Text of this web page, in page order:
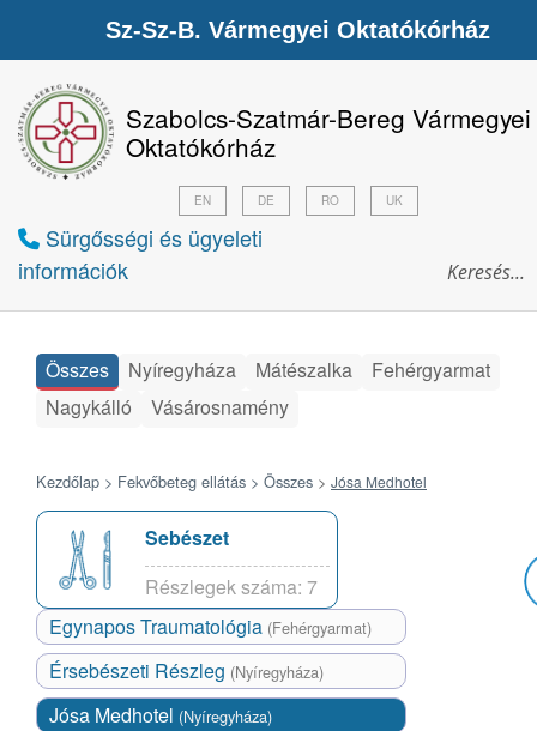
Szabolcs-Szatmár-Bereg Vármegyei
Oktatókórház
Sürgősségi és ügyeleti
információk
EN DE RO UK
Összes Nyíregyháza Mátészalka
Fehérgyarmat
Nagykálló
Vásárosnamény
Kezdőlap > Fekvőbeteg ellátás > Összes > Jósa Medhotel
Sebészet
Részlegek száma: 7
Egynapos Traumatológia (Fehérgyarmat)
Érsebészeti Részleg (Nyíregyháza)
Jósa Medhotel (Nyíregyháza)
Sz-Sz-B. Vármegyei Oktatókórház